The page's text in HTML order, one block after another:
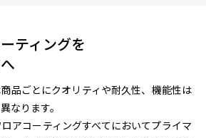
ティングを
品ごとにクオリティや耐久性、機能性は
なります。
アコーティングすべてにおいてプライマ